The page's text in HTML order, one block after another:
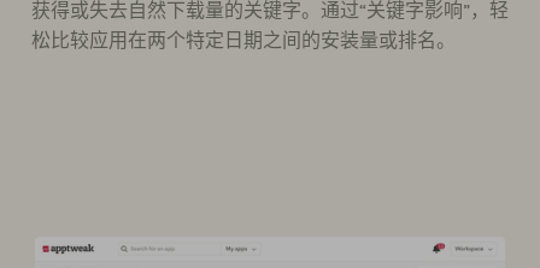
获得或失去自然下载量的关键字。通过“关键字影响”，轻
松比较应用在两个特定日期之间的安装量或排名。